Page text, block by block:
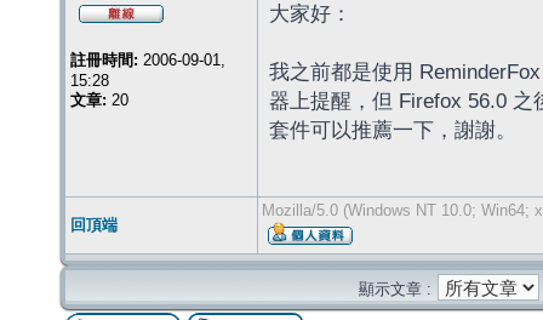
註冊時間: 2006-09-01,
15:28
文章: 20
大家好：
我之前都是使用
器上提醒，但 Firefox 56.0
套件可以推薦一下，謝謝。
回頂端
Mozilla/5.0 (Windows NT 10.0; Win64;
顯示文章 :